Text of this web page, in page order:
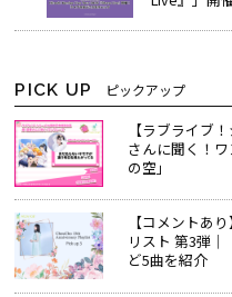
PICK UP ピックアップ
【ラブライブ
さんに聞く！
の空」
【コメントあ
リスト 第3弾
ど5曲を紹介